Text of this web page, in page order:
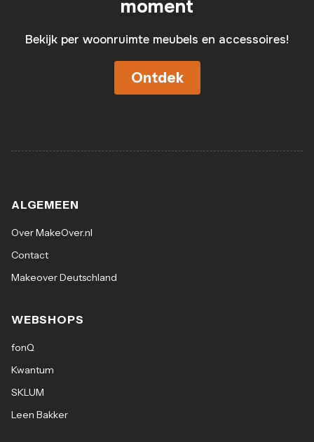
moment
Bekijk per woonruimte meubels en accessoires!
Ontdek
ALGEMEEN
Over MakeOver.nl
Contact
Makeover Deutschland
WEBSHOPS
fonQ
Kwantum
SKLUM
Leen Bakker